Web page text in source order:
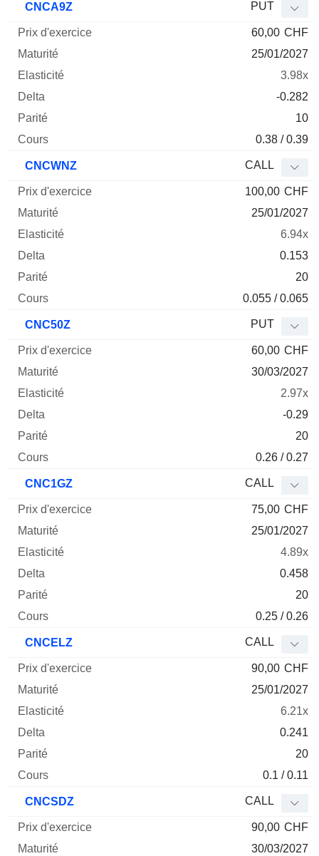
CNCA9Z PUT
60,00 CHF
25/01/2027
3.98x
-0.282
10
0.38 / 0.39
CNCWNZ CALL
100,00 CHF
25/01/2027
6.94x
0.153
20
0.055 / 0.065
CNC50Z PUT
60,00 CHF
30/03/2027
2.97x
-0.29
20
0.26 / 0.27
CNC1GZ CALL
75,00 CHF
25/01/2027
4.89x
0.458
20
0.25 / 0.26
CNCELZ CALL
90,00 CHF
25/01/2027
6.21x
0.241
20
0.1 / 0.11
CNCSDZ CALL
90,00 CHF
30/03/2027